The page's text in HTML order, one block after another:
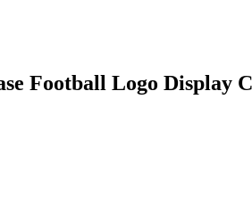
Football Logo Display